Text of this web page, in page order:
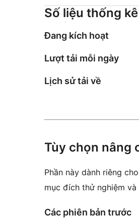
Số liệu thống kê
Đang kích hoạt
Lượt tải mỗi ngày
Lịch sử tải về
Tùy chọn nâng
Phần này dành riêng
mục đích thử nghiệm và
Các phiên bản trước